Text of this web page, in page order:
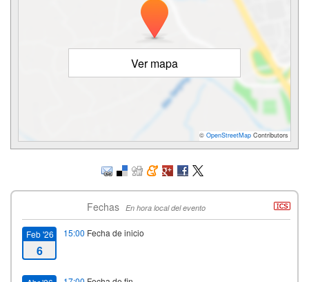
Ver mapa
© OpenStreetMap Contributors
Fechas En hora local del evento
Feb '26
6
15:00 Fecha de inicio